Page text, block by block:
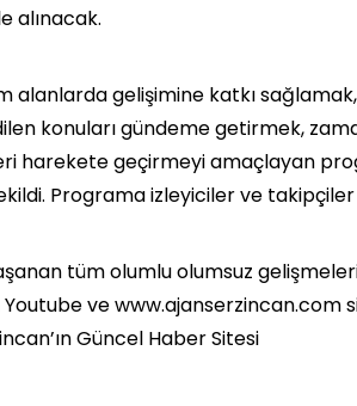
alınacak.
alanlarda gelişimine katkı
konuları gündeme getirmek,
harekete geçirmeyi amaçlayan
Programa izleyiciler ve
tüm olumlu olumsuz
ve www.ajanserzincan.com
Güncel Haber Sitesi